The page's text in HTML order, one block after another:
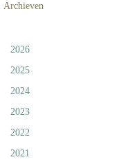
Archieven
2026
2025
2024
2023
2022
2021